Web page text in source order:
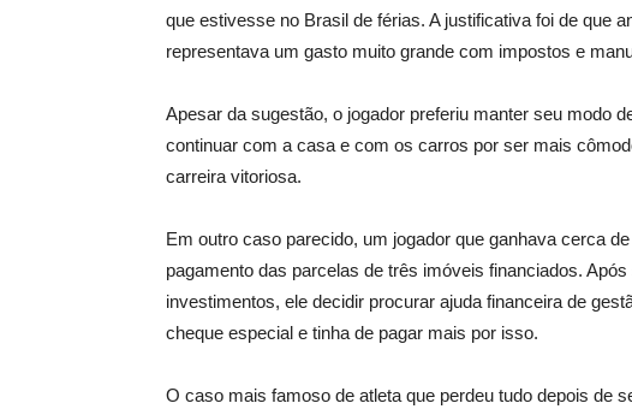
que estivesse no Brasil de férias. A justificativa foi de que
representava um gasto muito grande com impostos e
Apesar da sugestão, o jogador preferiu manter seu modo
continuar com a casa e com os carros por ser mais
carreira vitoriosa.
Em outro caso parecido, um jogador que ganhava cerca
pagamento das parcelas de três imóveis financiados.
investimentos, ele decidir procurar ajuda financeira de
cheque especial e tinha de pagar mais por isso.
O caso mais famoso de atleta que perdeu tudo depois de